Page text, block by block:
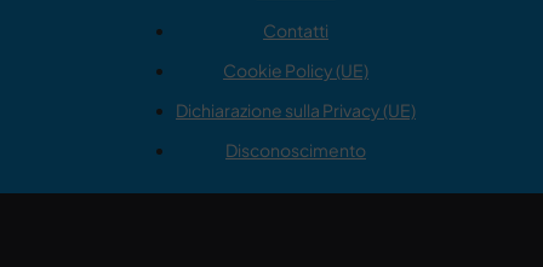
Contatti
Cookie Policy (UE)
Dichiarazione sulla Privacy (UE)
Disconoscimento